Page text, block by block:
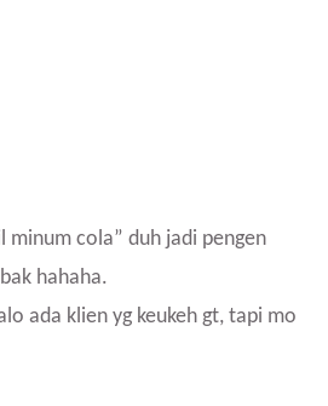
minum cola” duh jadi pengen
hahaha.
ada klien yg keukeh gt, tapi mo